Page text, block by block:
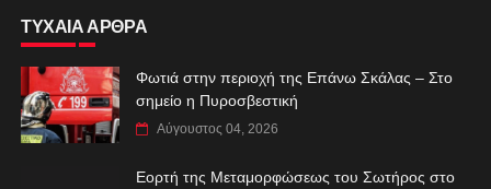
ΤΥΧΑΙΑ ΑΡΘΡΑ
Φωτιά στην περιοχή της Επάνω Σκάλας – Στο
σημείο η Πυροσβεστική
Αύγουστος 04, 2026
Εορτή της Μεταμορφώσεως του Σωτήρος στο